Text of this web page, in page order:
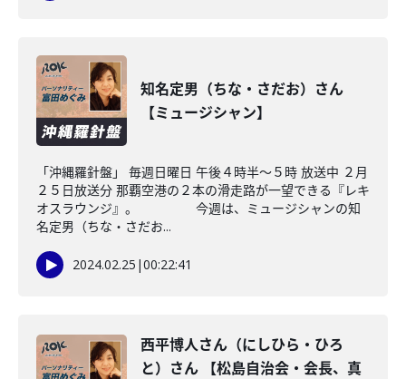
知名定男（ちな・さだお）さん
【ミュージシャン】
「沖縄羅針盤」 毎週日曜日 午後４時半～５時 放送中 ２月
２５日放送分 那覇空港の２本の滑走路が一望できる『レキ
オスラウンジ』。 今週は、ミュージシャンの知
名定男（ちな・さだお...
2024.02.25 |00:22:41
西平博人さん（にしひら・ひろ
と）さん 【松島自治会・会長、真